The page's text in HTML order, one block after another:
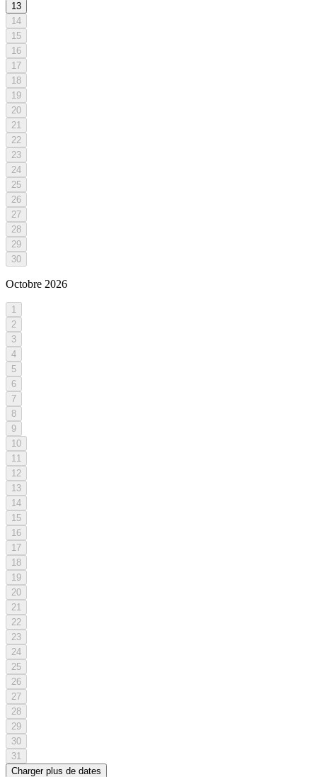
13
14
15
16
17
18
19
20
21
22
23
24
25
26
27
28
29
30
Octobre 2026
1
2
3
4
5
6
7
8
9
10
11
12
13
14
15
16
17
18
19
20
21
22
23
24
25
26
27
28
29
30
31
Charger plus de dates